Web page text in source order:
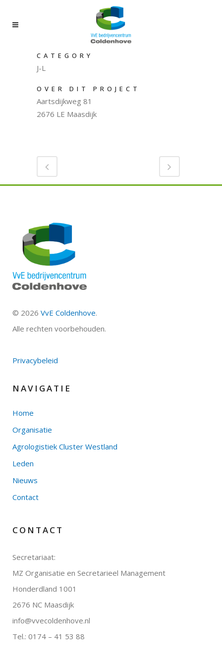
CATEGORY
J-L
OVER DIT PROJECT
Aartsdijkweg 81
2676 LE Maasdijk
© 2026 VvE Coldenhove.
Alle rechten voorbehouden.
Privacybeleid
NAVIGATIE
Home
Organisatie
Agrologistiek Cluster Westland
Leden
Nieuws
Contact
CONTACT
Secretariaat:
MZ Organisatie en Secretarieel Management
Honderdland 1001
2676 NC Maasdijk
info@vvecoldenhove.nl
Tel.: 0174 – 41 53 88